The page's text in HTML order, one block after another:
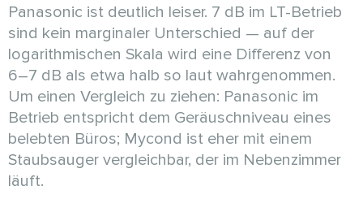
Panasonic ist deutlich leiser. 7 dB im LT-Betrieb
sind kein marginaler Unterschied — auf der
logarithmischen Skala wird eine Differenz von
6–7 dB als etwa halb so laut wahrgenommen.
Um einen Vergleich zu ziehen: Panasonic im
Betrieb entspricht dem Geräuschniveau eines
belebten Büros; Mycond ist eher mit einem
Staubsauger vergleichbar, der im Nebenzimmer
läuft.